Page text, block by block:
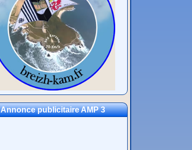
Annonce publicitaire AMP 3